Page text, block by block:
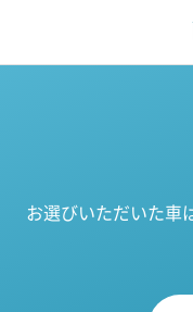
お選びいただいた車